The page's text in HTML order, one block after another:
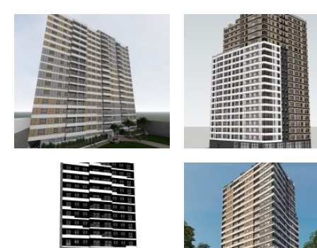
EDIFICIO USO MIXO «LOCAL
COMERCIAL + MULTIFAMILIAR»
COLONIAL 2042 CON 150
DEPARTAMENTOS Y LOCAL EN
CERCADO DE LIMA
EDIFICIO USO MIXTO
«COMERCIAL+RESIDENCIAL»
ALBA CON 133
2 LOCALES EN PUEBLO LIBRE.
EDIFICIO MULTIFAMILIAR VARELA Y
ORBEGOSO. 130 DEPARTAMENTOS
EN SURQUILLO. LIMA
EDIFICIO MULTIFAMILIAR
108 VIVIENDAS EN PUEBLO
LIMA